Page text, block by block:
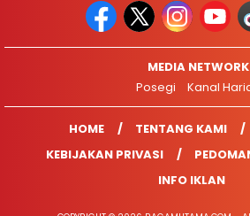
MEDIA NETWORK
Posegi
Kanal
HOME TENTANG KAMI
KEBIJAKAN PRIVASI
INFO IKLAN